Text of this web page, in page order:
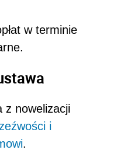
w terminie
z nowelizacji
i
.